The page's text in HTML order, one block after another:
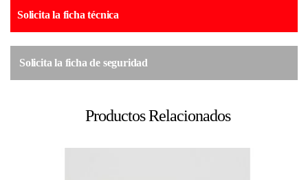
Solicita la ficha técnica
Solicita la ficha de seguridad
Productos Relacionados